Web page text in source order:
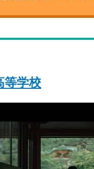
等学校